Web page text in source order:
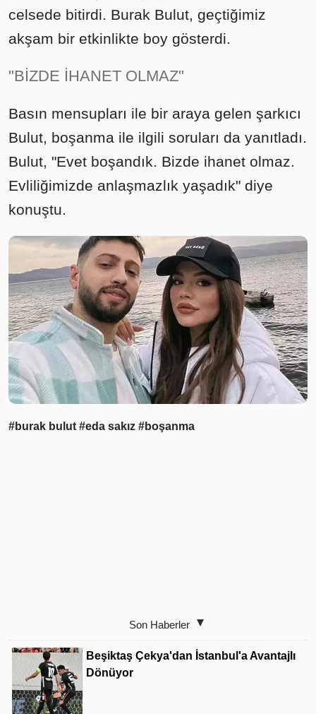
celsede bitirdi. Burak Bulut, geçtiğimiz
akşam bir etkinlikte boy gösterdi.
"BİZDE İHANET OLMAZ"
Basın mensupları ile bir araya gelen şarkıcı
Bulut, boşanma ile ilgili soruları da yanıtladı.
Bulut, "Evet boşandık. Bizde ihanet olmaz.
Evliliğimizde anlaşmazlık yaşadık" diye
konuştu.
#burak bulut #eda sakız #boşanma
Son Haberler
Beşiktaş Çekya'dan İstanbul'a Avantajlı
Dönüyor